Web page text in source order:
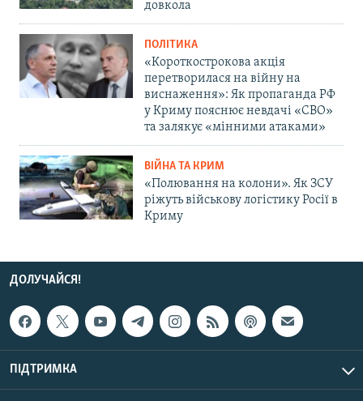
довкола
ПОЛІТИКА
«Короткострокова акція
перетворилася на війну на
виснаження»: Як пропаганда РФ
у Криму пояснює невдачі «СВО»
та залякує «мінними атаками»
ВІЙНА ТА КРИМ
«Полювання на колони». Як ЗСУ
ріжуть військову логістику Росії в
Криму
ДОЛУЧАЙСЯ!
ПІДТРИМКА